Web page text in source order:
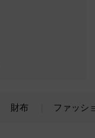
財布 ファッシ